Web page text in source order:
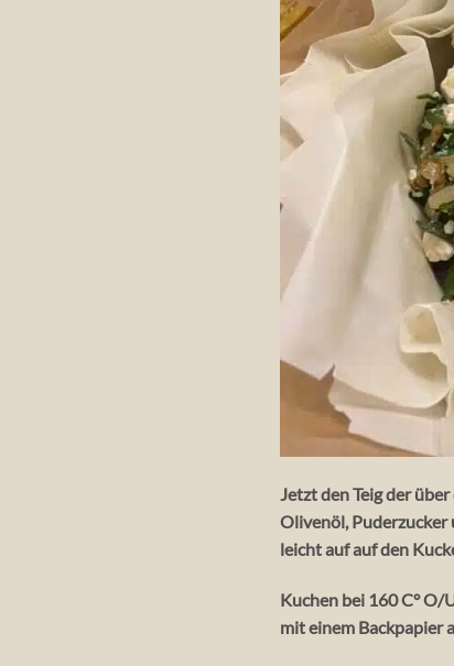
Jetzt den Teig der
Olivenöl, Puderzucker
leicht auf auf den
Kuchen bei 160 C° O/
mit einem Backpapier